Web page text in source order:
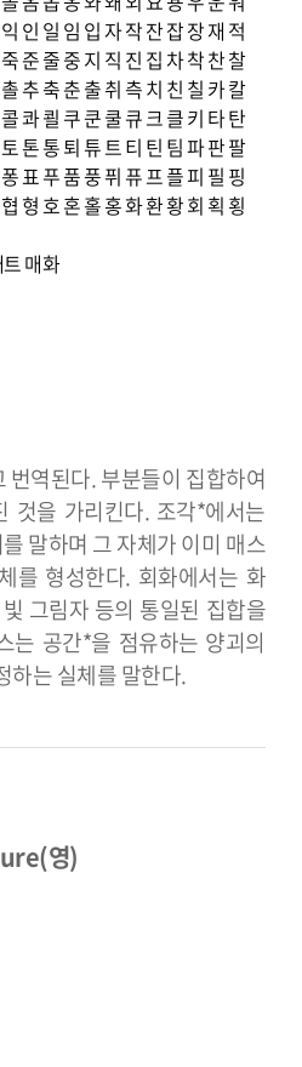
익 인 일 임 입자작잔잡장재 적
죽준줄중지 직 진 집 차착찬찰
촐추축춘출취측치 친 칠 카칼
콜콰쾰 쿠쿤쿨큐크클키 타탄
토톤통퇴튜트티 틴 팀파판팔
퐁표푸품풍퓌 퓨프플피 필 핑
협 형 호혼홀홍화환황회 획 횡
매화
번역된다. 부분들이 집합하여
것을 가리킨다. 조각*에서는
말하며 그 자체가 이미 매스
를 형성한다. 회화에서는 화
그림자 등의 통일된 집합을
는 공간*을 점유하는 양괴의
하는 실체를 말한다.
영)